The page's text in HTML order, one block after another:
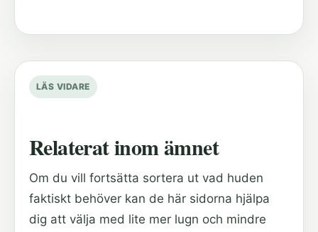
LÄS VIDARE
Relaterat inom ämnet
Om du vill fortsätta sortera ut vad huden
faktiskt behöver kan de här sidorna hjälpa
dig att välja med lite mer lugn och mindre